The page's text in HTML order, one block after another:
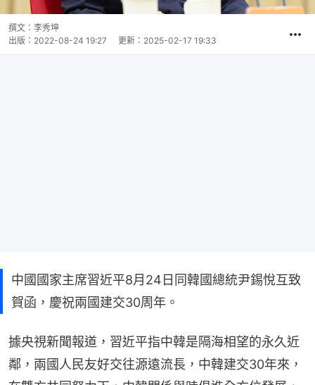
撰文： 李秀坤
出版： 2022-08-24 19:27 更新： 2025-02-17 19:33
中國國家主席習近平8月24日同韓國總統尹錫悅互致
賀函，慶祝兩國建交30周年。
據央視新聞報道，習近平指中韓是隔海相望的永久近
鄰，兩國人民友好交往源遠流長，中韓建交30年來，